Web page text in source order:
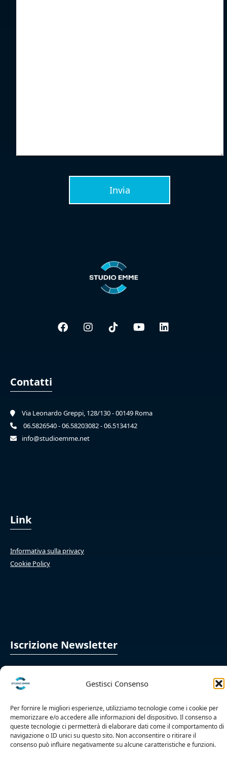
Gestisci Consenso
Per fornire le migliori esperienze, utilizziamo tecnologie come i cookie per
memorizzare e/o accedere alle informazioni del dispositivo. Il consenso a
queste tecnologie ci permetterà di elaborare dati come il comportamento di
navigazione o ID unici su questo sito. Non acconsentire o ritirare il
consenso può influire negativamente su alcune caratteristiche e funzioni.
Contatti
Via Leonardo Greppi, 128/130 - 00149 Roma
06.5826540 - 06.58203082 - 06.5134142
info@studioemme.net
Link
Informativa sulla privacy
Cookie Policy
Iscrizione Newsletter
Iscriviti